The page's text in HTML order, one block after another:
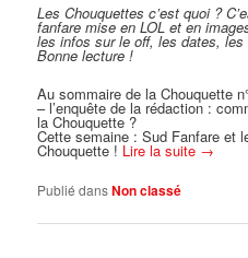
Les Chouquettes c’est quoi ?
fanfare mise en LOL et en
les infos sur le off, les dates,
Bonne lecture !
Au sommaire de la Chouquette
– l’enquête de la rédaction :
la Chouquette ?
Cette semaine : Sud Fanfare et
Chouquette ! Lire la suite →
Publié dansNon classé